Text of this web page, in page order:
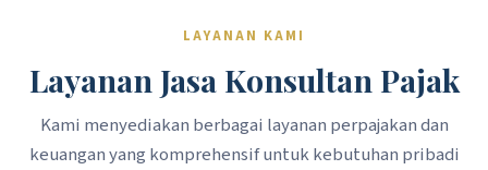
LAYANAN KAMI
Layanan Jasa Konsultan Pajak
Kami menyediakan berbagai layanan perpajakan dan
keuangan yang komprehensif untuk kebutuhan pribadi